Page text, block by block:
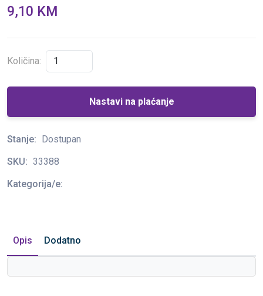
9,10 KM
Količina:
Nastavi na plaćanje
Stanje: Dostupan
SKU: 33388
Kategorija/e:
Opis Dodatno